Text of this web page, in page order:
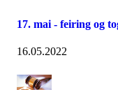
17. mai - feiring og
16.05.2022